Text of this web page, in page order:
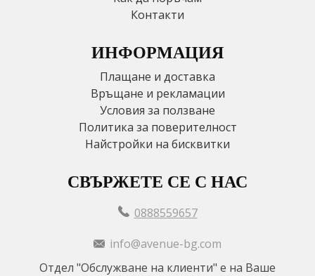
Контакти
ИНФОРМАЦИЯ
Плащане и доставка
Връщане и рекламации
Условия за ползване
Политика за поверителност
Найстройки на бисквитки
СВЪРЖЕТЕ СЕ С НАС
0888559657
info@avenue-bg.com
Отдел "Обслужване на клиенти" е на Ваше